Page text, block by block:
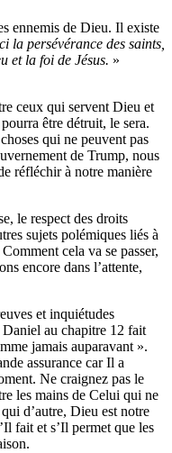
ennemis de Dieu. Il existe
la persévérance des saints,
et la foi de Jésus. »
ceux qui servent Dieu et
être détruit, le sera.
qui ne peuvent pas
de Trump, nous
réfléchir à notre manière
le respect des droits
sujets polémiques liés à
cela va se passer,
encore dans l’attente,
et inquiétudes
au chapitre 12 fait
jamais auparavant ».
assurance car Il a
Ne craignez pas le
les mains de Celui qui ne
d’autre, Dieu est notre
fait et s’Il permet que les